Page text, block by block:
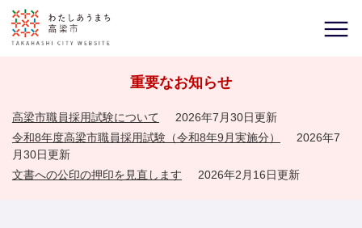
重要なお知らせ
高梁市職員採用試験について
2026年7月30日更新
令和8年度高梁市職員採用試験（令和8年9月実施分）
2026年7
月30日更新
文書への公印の押印を見直します
2026年2月16日更新